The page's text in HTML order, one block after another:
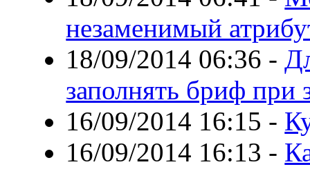
незаменимый
18/09/2014 06:36 -
заполнять бриф при
16/09/2014 16:15 -
16/09/2014 16:13 -